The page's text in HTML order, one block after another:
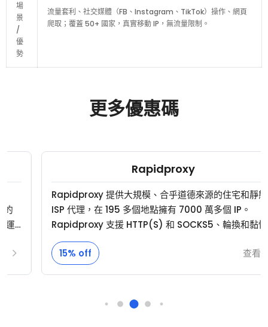
場
景
/
優
勢
流量套利、社交媒體（FB、Instagram、TikTok）操作、網頁
爬取；覆蓋 50+ 國家，真實移動 IP，無流量限制。
更多優惠碼
Rapidproxy
Rapidproxy 提供大規模、合乎道德來源的住宅和靜態
ISP 代理，在 195 多個地點擁有 7000 萬多個 IP。
Rapidproxy 支援 HTTP(S) 和 SOCKS5、輪換和黏性
會話，以及隨時可部署的整合，提供高成功率、~99.8%
的正常運行時間，以及可靠的效能，適用於網路爬蟲、
廣告驗證、地理測試和多帳戶工作流程。
15% off